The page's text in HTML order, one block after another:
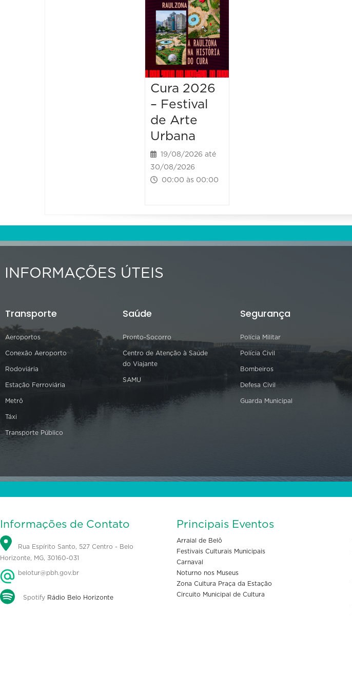
Cura 2026
– Festival
de Arte
Urbana
19/08/2026 até
30/08/2026
00:00 às 00:00
INFORMAÇÕES ÚTEIS
Transporte
Aeroportos
Conexão Aeroporto
Rodoviária
Estação Ferroviária
Metrô
Táxi
Transporte Público
Saúde
Pronto-Socorro
Centro de Atenção à Saúde
do Viajante
SAMU
Segurança
Polícia Militar
Polícia Civil
Bombeiros
Defesa Civil
Guarda Municipal
Informações de Contato
Rua Espírito Santo, 527 Centro - Belo
Horizonte, MG, 30160-031
belotur@pbh.gov.br
Spotify Rádio Belo Horizonte
Principais Eventos
Arraial de Belô
Festivais Culturais Municipais
Carnaval
Noturno nos Museus
Zona Cultura Praça da Estação
Circuito Municipal de Cultura